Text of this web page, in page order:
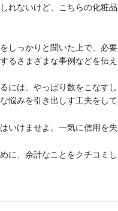
れないけど、こちらの化粧
しっかりと聞いた上で、必
るさまざまな事例などを伝え
には、やっぱり数をこなす
悩みを引き出しす工夫をして
いけませよ。一気に信用を
に、余計なことをクチコミ